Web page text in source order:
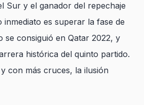
Sur y el ganador del repechaje
inmediato es superar la fase de
se consiguió en Qatar 2022, y
histórica del quinto partido.
con más cruces, la ilusión